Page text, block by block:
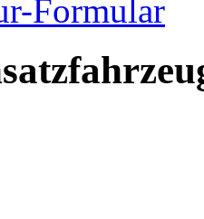
Formular